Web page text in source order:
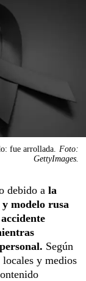
fue arrollada.
Foto:
GettyImages.
debido a la
modelo rusa
Según
y medios